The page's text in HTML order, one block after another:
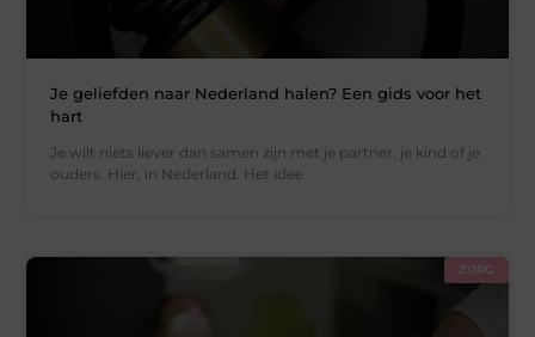
Je geliefden naar Nederland halen? Een gids voor het
hart
Je wilt niets liever dan samen zijn met je partner, je kind of je
ouders. Hier, in Nederland. Het idee
ZORG